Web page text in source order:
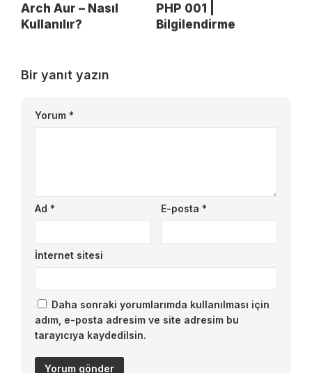
Arch Aur – Nasıl
Kullanılır?
PHP 001 |
Bilgilendirme
Bir yanıt yazın
Yorum *
Ad * E-posta *
İnternet sitesi
Daha sonraki yorumlarımda kullanılması için
adım, e-posta adresim ve site adresim bu
tarayıcıya kaydedilsin.